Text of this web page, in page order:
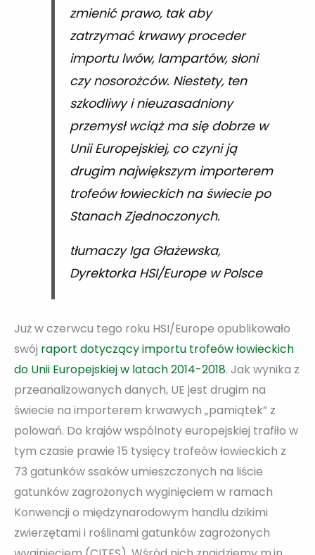
zmienić prawo, tak aby
zatrzymać krwawy proceder
importu lwów, lampartów, słoni
czy nosorożców. Niestety, ten
szkodliwy i nieuzasadniony
przemysł wciąż ma się dobrze w
Unii Europejskiej, co czyni ją
drugim największym importerem
trofeów łowieckich na świecie po
Stanach Zjednoczonych.
tłumaczy Iga Głażewska,
Dyrektorka HSI/Europe w Polsce
Już w czerwcu tego roku HSI/Europe opublikowało
swój raport dotyczący importu trofeów łowieckich
do Unii Europejskiej w latach 2014-2018. Jak wynika z
przeanalizowanych danych, UE jest drugim na
świecie na importerem krwawych „pamiątek” z
polowań. Do krajów wspólnoty europejskiej trafiło w
tym czasie prawie 15 tysięcy trofeów łowieckich z
73 gatunków ssaków umieszczonych na liście
gatunków zagrożonych wyginięciem w ramach
Konwencji o międzynarodowym handlu dzikimi
zwierzętami i roślinami gatunków zagrożonych